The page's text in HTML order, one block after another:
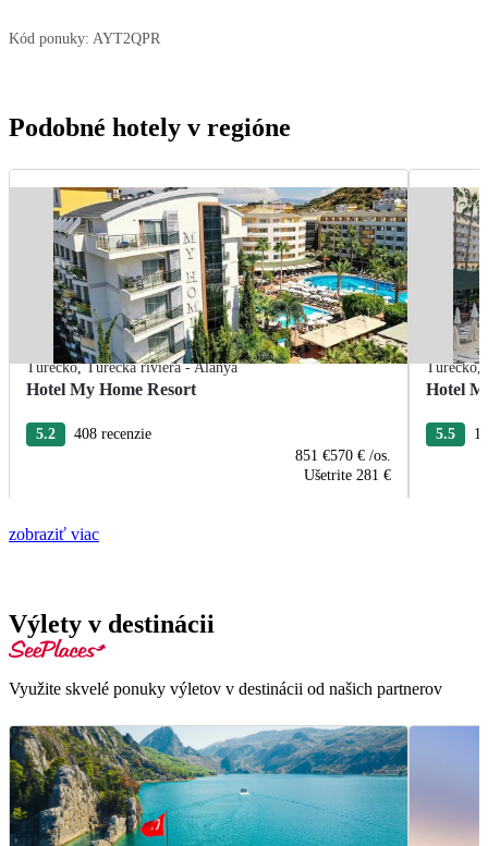
Kód ponuky: AYT2QPR
Podobné hotely v regióne
Turecko,Turecká riviéra - Alanya
Hotel My Home Resort
5.2
408 recenzie
851 €570 € /os.
Ušetrite 281 €
Turecko,
Hotel
5.5
zobraziť viac
Výlety v destinácii
Využite skvelé ponuky výletov v destinácii od našich partnerov